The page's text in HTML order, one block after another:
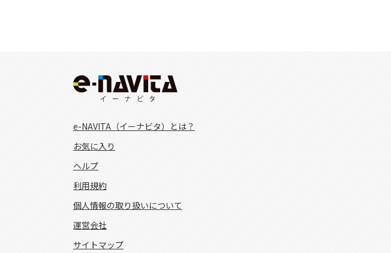
e-NAVITA（イーナビタ）とは？
お気に入り
ヘルプ
利用規約
個人情報の取り扱いについて
運営会社
サイトマップ